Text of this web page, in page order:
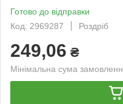
Готово до відправки
Код: 2969287
Роздріб
249,06 ₴
Мінімальна сума